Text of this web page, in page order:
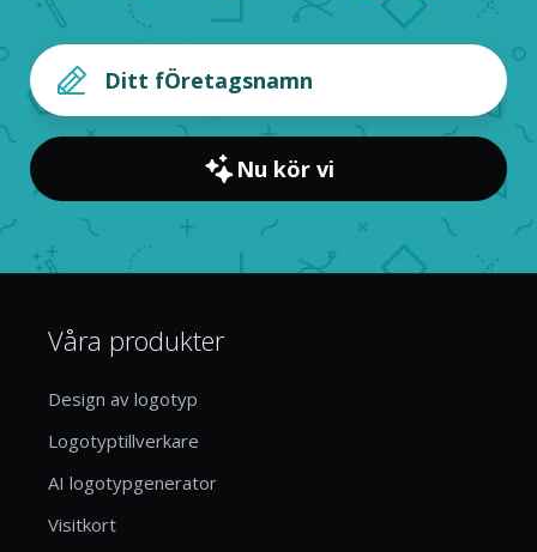
Nu kör vi
Våra produkter
Design av logotyp
Logotyptillverkare
AI logotypgenerator
Visitkort